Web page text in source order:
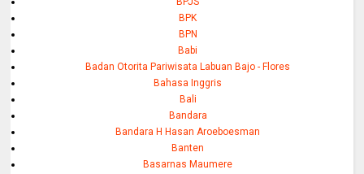
BPK
BPN
Babi
Badan Otorita Pariwisata Labuan Bajo - Flores
Bahasa Inggris
Bali
Bandara
Bandara H Hasan Aroeboesman
Banten
Basarnas Maumere